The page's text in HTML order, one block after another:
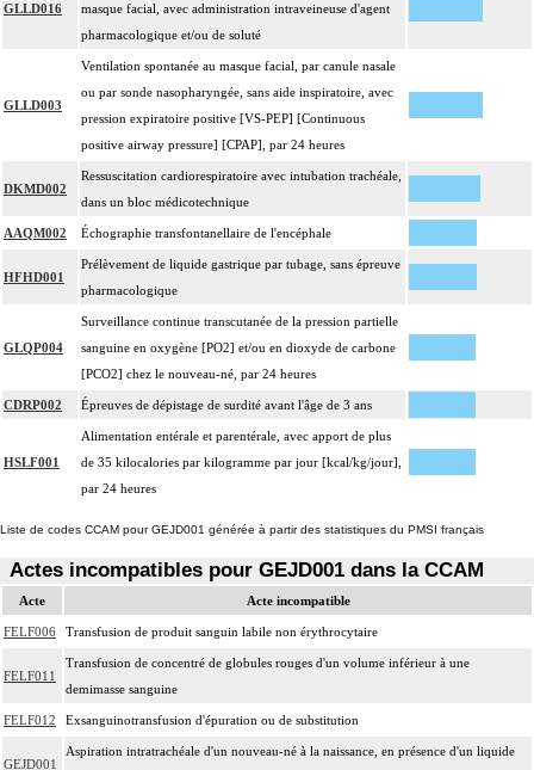
GLLD016
masque facial, avec administration intraveineuse d'agent
pharmacologique et/ou de soluté
GLLD003
Ventilation spontanée au masque facial, par canule nasale
ou par sonde nasopharyngée, sans aide inspiratoire, avec
pression expiratoire positive [VS-PEP] [Continuous
positive airway pressure] [CPAP], par 24 heures
DKMD002
Ressuscitation cardiorespiratoire avec intubation trachéale,
dans un bloc médicotechnique
AAQM002 Échographie transfontanellaire de l'encéphale
HFHD001
Prélèvement de liquide gastrique par tubage, sans épreuve
pharmacologique
GLQP004
Surveillance continue transcutanée de la pression partielle
sanguine en oxygène [PO2] et/ou en dioxyde de carbone
[PCO2] chez le nouveau-né, par 24 heures
CDRP002 Épreuves de dépistage de surdité avant l'âge de 3 ans
HSLF001
Alimentation entérale et parentérale, avec apport de plus
de 35 kilocalories par kilogramme par jour [kcal/kg/jour],
par 24 heures
Liste de codes CCAM pour GEJD001 générée à partir des statistiques du PMSI français
Actes incompatibles pour GEJD001 dans la CCAM
Acte Acte incompatible
FELF006 Transfusion de produit sanguin labile non érythrocytaire
FELF011
Transfusion de concentré de globules rouges d'un volume inférieur à une
demimasse sanguine
FELF012 Exsanguinotransfusion d'épuration ou de substitution
GEJD001
Aspiration intratrachéale d'un nouveau-né à la naissance, en présence d'un liquide